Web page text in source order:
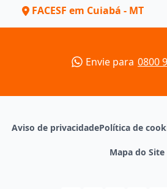
FACESF em Cuiabá - MT
Envie para 0800
Aviso de privacidadePolítica de
Mapa do Site